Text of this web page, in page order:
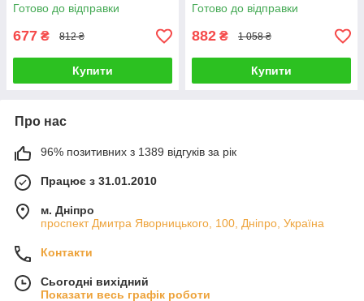
Готово до відправки
677 ₴ 812 ₴
Купити
Готово до відправки
882 ₴ 1 058 ₴
Купити
Про нас
96% позитивних з 1389 відгуків за рік
Працює з 31.01.2010
м. Дніпро
проспект Дмитра Яворницького, 100, Дніпро, Україна
Контакти
Сьогодні вихідний
Показати весь графік роботи